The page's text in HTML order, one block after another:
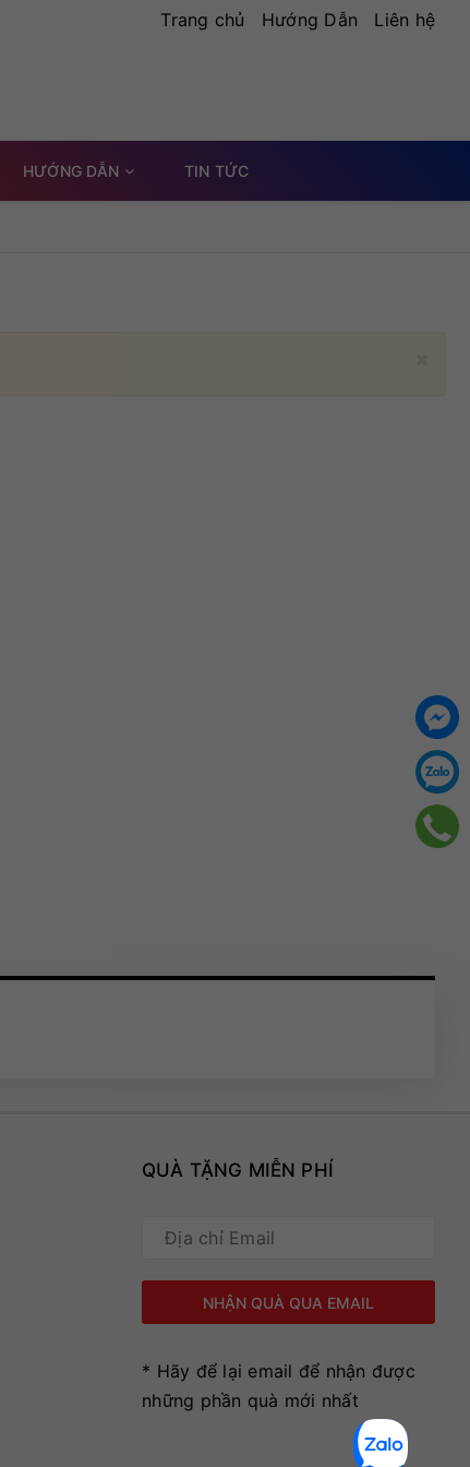
Trang chủ Hướng Dẫn Liên hệ
HƯỚNG DẪN TIN TỨC
QUÀ TẶNG MIỄN PHÍ
* Hãy để lại email để nhận được
những phần quà mới nhất